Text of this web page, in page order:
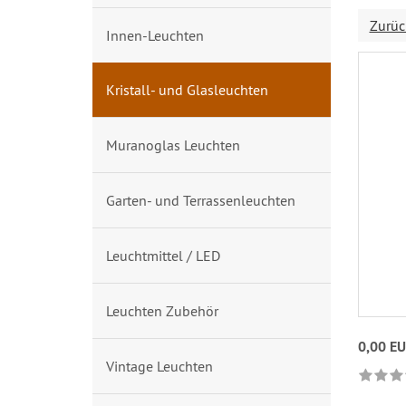
0,00
Innen-Leuchten
Kristall- und Glasleuchten
Muranoglas Leuchten
Garten- und Terrassenleuchten
Leuchtmittel / LED
Leuchten Zubehör
Vintage Leuchten